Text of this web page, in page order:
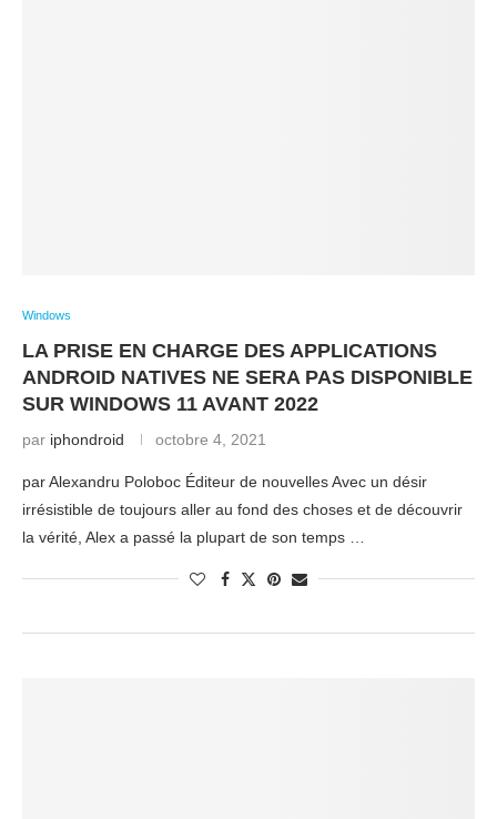
Windows
LA PRISE EN CHARGE DES APPLICATIONS
ANDROID NATIVES NE SERA PAS DISPONIBLE
SUR WINDOWS 11 AVANT 2022
par iphondroid octobre 4, 2021
par Alexandru Poloboc Éditeur de nouvelles Avec un désir
irrésistible de toujours aller au fond des choses et de découvrir
la vérité, Alex a passé la plupart de son temps …